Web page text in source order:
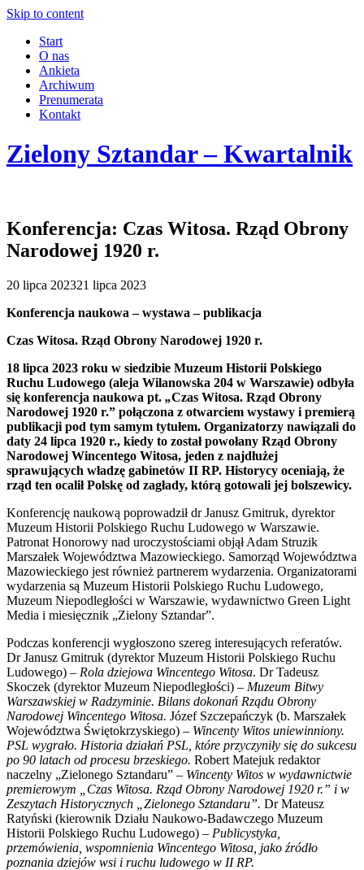
Skip to content
Start
O nas
Ankieta
Archiwum
Prenumerata
Kontakt
Zielony Sztandar – Kwartalnik
Konferencja: Czas Witosa. Rząd Obrony
Narodowej 1920 r.
20 lipca 202321 lipca 2023
Konferencja naukowa – wystawa – publikacja
Czas Witosa. Rząd Obrony Narodowej 1920 r.
18 lipca 2023 roku w siedzibie Muzeum Historii Polskiego
Ruchu Ludowego (aleja Wilanowska 204 w Warszawie) odbyła
się konferencja naukowa pt. „Czas Witosa. Rząd Obrony
Narodowej 1920 r.” połączona z otwarciem wystawy i premierą
publikacji pod tym samym tytułem. Organizatorzy nawiązali do
daty 24 lipca 1920 r., kiedy to został powołany Rząd Obrony
Narodowej Wincentego Witosa, jeden z najdłużej
sprawujących władzę gabinetów II RP. Historycy oceniają, że
rząd ten ocalił Polskę od zagłady, którą gotowali jej bolszewicy.
Konferencję naukową poprowadził dr Janusz Gmitruk, dyrektor
Muzeum Historii Polskiego Ruchu Ludowego w Warszawie.
Patronat Honorowy nad uroczystościami objął Adam Struzik
Marszałek Województwa Mazowieckiego. Samorząd Województwa
Mazowieckiego jest również partnerem wydarzenia. Organizatorami
wydarzenia są Muzeum Historii Polskiego Ruchu Ludowego,
Muzeum Niepodległości w Warszawie, wydawnictwo Green Light
Media i miesięcznik „Zielony Sztandar”.
Podczas konferencji wygłoszono szereg interesujących referatów.
Dr Janusz Gmitruk (dyrektor Muzeum Historii Polskiego Ruchu
Ludowego) – Rola dziejowa Wincentego Witosa. Dr Tadeusz
Skoczek (dyrektor Muzeum Niepodległości) – Muzeum Bitwy
Warszawskiej w Radzyminie. Bilans dokonań Rządu Obrony
Narodowej Wincentego Witosa. Józef Szczepańczyk (b. Marszałek
Województwa Świętokrzyskiego) – Wincenty Witos uniewinniony.
PSL wygrało. Historia działań PSL, które przyczyniły się do sukcesu
po 90 latach od procesu brzeskiego. Robert Matejuk redaktor
naczelny „Zielonego Sztandaru” – Wincenty Witos w wydawnictwie
premierowym „ Czas Witosa. Rząd Obrony Narodowej 1920 r.” i w
Zeszytach Historycznych „Zielonego Sztandaru”. Dr Mateusz
Ratyński (kierownik Działu Naukowo-Badawczego Muzeum
Historii Polskiego Ruchu Ludowego) – Publicystyka,
przemówienia, wspomnienia Wincentego Witosa, jako źródło
poznania dziejów wsi i ruchu ludowego w II RP.